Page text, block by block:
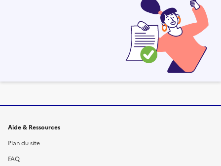
Informations et liens du site
Aide & Ressources
Plan du site
FAQ